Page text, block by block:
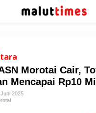
Morotai Cair,
Mencapai Rp10
2025